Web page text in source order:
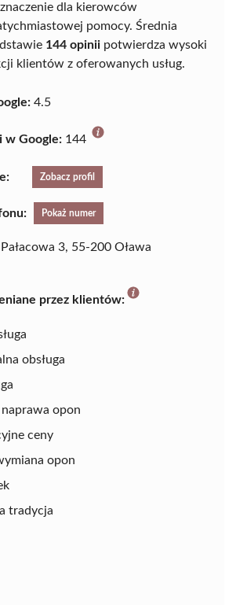
dla kierowców
pomocy. Średnia
144 opinii potwierdza wysoki
klientów z oferowanych usług.
4.5
w Google: 144
Zobacz profil
Pokaż numer
Pałacowa 3, 55-200 Oława
przez klientów:
obsługa
opon
ceny
opon
tradycja